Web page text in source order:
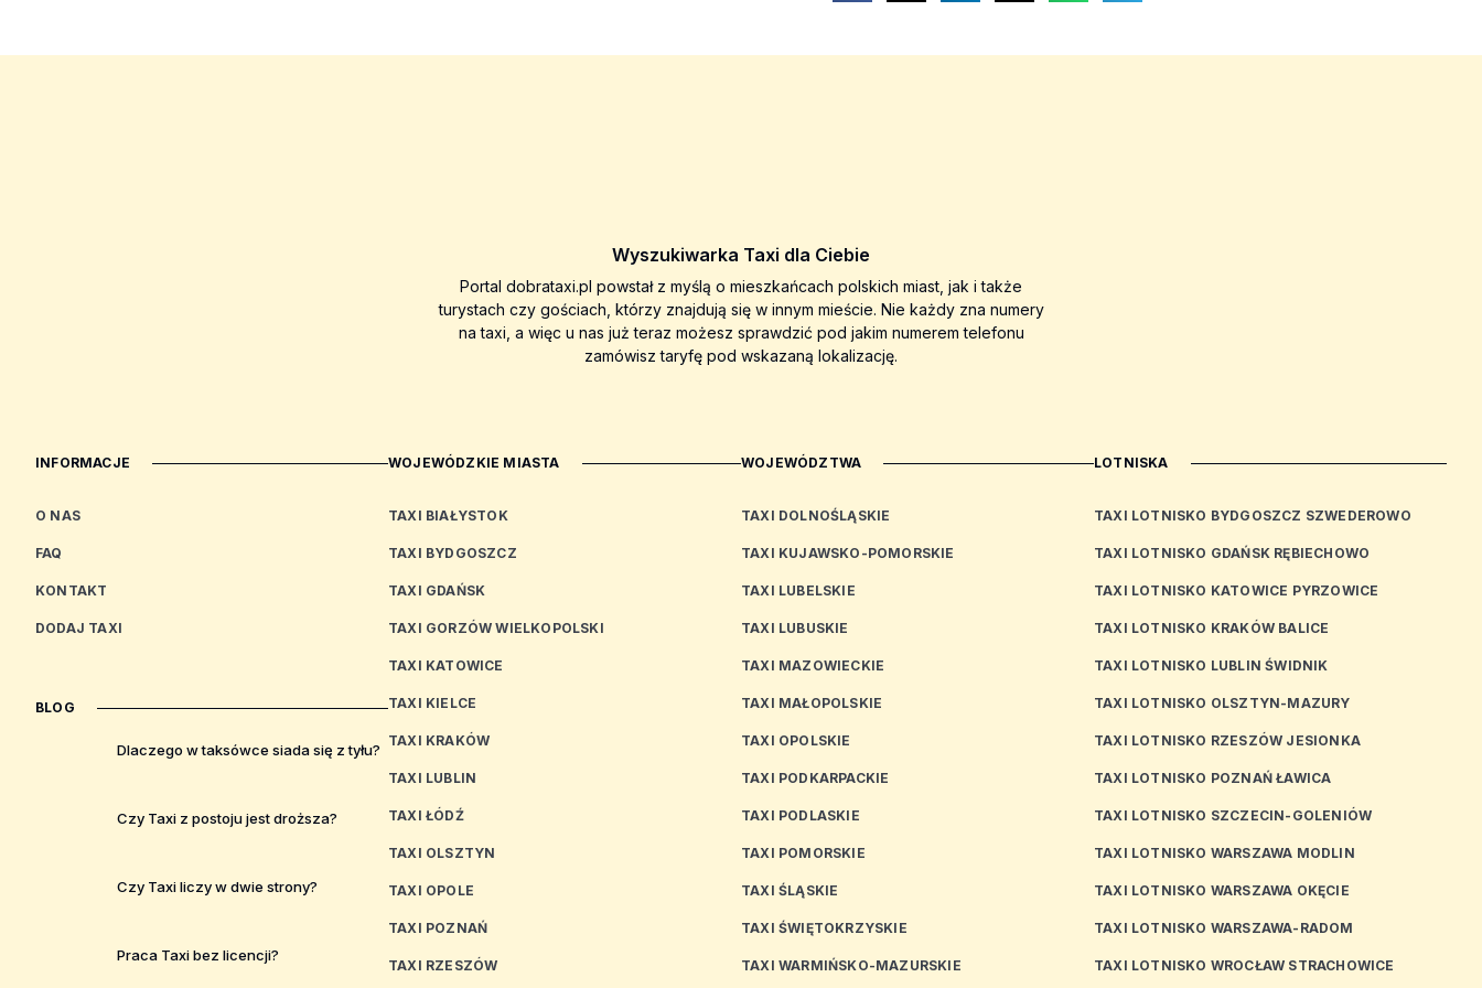
Wyszukiwarka Taxi dla Ciebie
Portal dobrataxi.pl powstał z myślą o mieszkańcach polskich miast, jak i także
turystach czy gościach, którzy znajdują się w innym mieście. Nie każdy zna numery
na taxi, a więc u nas już teraz możesz sprawdzić pod jakim numerem telefonu
zamówisz taryfę pod wskazaną lokalizację.
INFORMACJE
O NAS
FAQ
KONTAKT
DODAJ TAXI
BLOG
Dlaczego w taksówce siada się z tyłu?
Czy Taxi z postoju jest droższa?
Czy Taxi liczy w dwie strony?
Praca Taxi bez licencji?
WOJEWÓDZKIE MIASTA
TAXI BIAŁYSTOK
TAXI BYDGOSZCZ
TAXI GDAŃSK
TAXI GORZÓW WIELKOPOLSKI
TAXI KATOWICE
TAXI KIELCE
TAXI KRAKÓW
TAXI LUBLIN
TAXI ŁÓDŹ
TAXI OLSZTYN
TAXI OPOLE
TAXI POZNAŃ
TAXI RZESZÓW
WOJEWÓDZTWA
TAXI DOLNOŚLĄSKIE
TAXI KUJAWSKO-POMORSKIE
TAXI LUBELSKIE
TAXI LUBUSKIE
TAXI MAZOWIECKIE
TAXI MAŁOPOLSKIE
TAXI OPOLSKIE
TAXI PODKARPACKIE
TAXI PODLASKIE
TAXI POMORSKIE
TAXI ŚLĄSKIE
TAXI ŚWIĘTOKRZYSKIE
TAXI WARMIŃSKO-MAZURSKIE
LOTNISKA
TAXI LOTNISKO BYDGOSZCZ SZWEDEROWO
TAXI LOTNISKO GDAŃSK RĘBIECHOWO
TAXI LOTNISKO KATOWICE PYRZOWICE
TAXI LOTNISKO KRAKÓW BALICE
TAXI LOTNISKO LUBLIN ŚWIDNIK
TAXI LOTNISKO OLSZTYN-MAZURY
TAXI LOTNISKO RZESZÓW JESIONKA
TAXI LOTNISKO POZNAŃ ŁAWICA
TAXI LOTNISKO SZCZECIN-GOLENIÓW
TAXI LOTNISKO WARSZAWA MODLIN
TAXI LOTNISKO WARSZAWA OKĘCIE
TAXI LOTNISKO WARSZAWA-RADOM
TAXI LOTNISKO WROCŁAW STRACHOWICE